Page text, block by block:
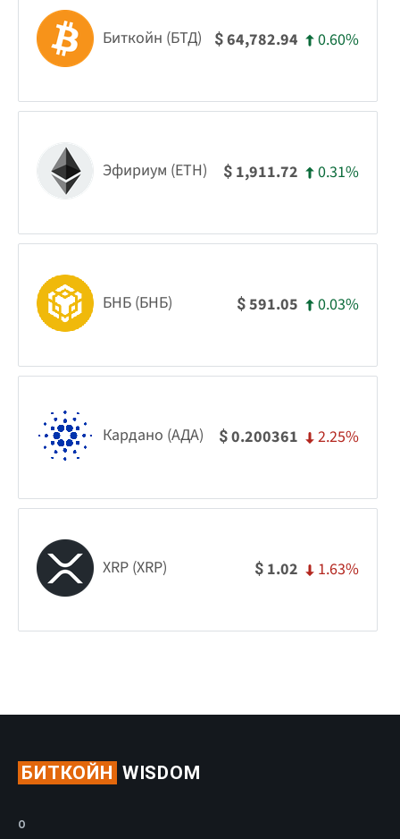
Биткойн (БТД) $64,782.94 0.60%
Эфириум (ETH) $ 1,911.72 0.31%
БНБ (БНБ) $591.05 0.03%
Кардано (АДА) $0.200361 2.25%
XRP (XRP) $ 1.02 1.63%
БИТКОЙН WISDOM
О